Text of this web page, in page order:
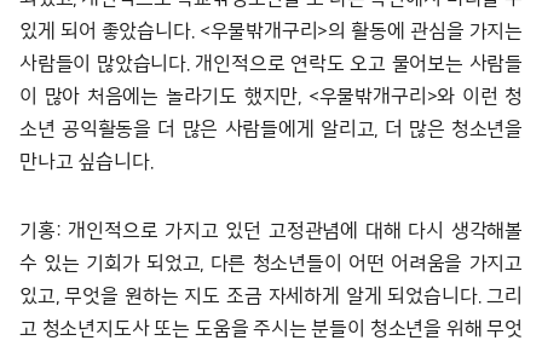
있게 되어 좋았습니다. <우물밖개구리>의 활동에 관심을 가지는
사람들이 많았습니다. 개인적으로 연락도 오고 물어보는 사람들
이 많아 처음에는 놀라기도 했지만, <우물밖개구리>와 이런 청
소년 공익활동을 더 많은 사람들에게 알리고, 더 많은 청소년을
만나고 싶습니다.
기홍: 개인적으로 가지고 있던 고정관념에 대해 다시 생각해볼
수 있는 기회가 되었고, 다른 청소년들이 어떤 어려움을 가지고
있고, 무엇을 원하는 지도 조금 자세하게 알게 되었습니다. 그리
고 청소년지도사 또는 도움을 주시는 분들이 청소년을 위해 무엇